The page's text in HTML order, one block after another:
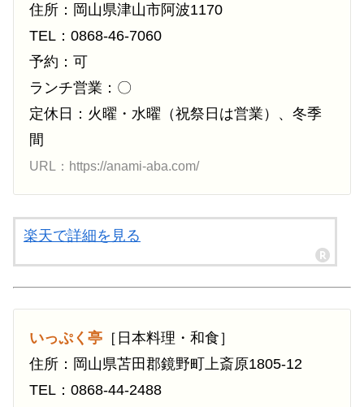
住所：岡山県津山市阿波1170
TEL：0868-46-7060
予約：可
ランチ営業：〇
定休日：火曜・水曜（祝祭日は営業）、冬季
間
URL：https://anami-aba.com/
楽天で詳細を見る
いっぷく亭 ［日本料理・和食］
住所：岡山県苫田郡鏡野町上斎原1805-12
TEL：0868-44-2488